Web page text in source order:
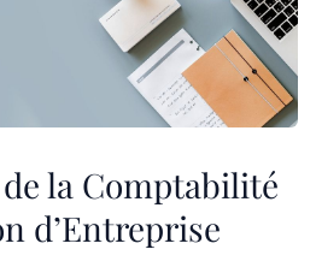
la Comptabilité
d’Entreprise